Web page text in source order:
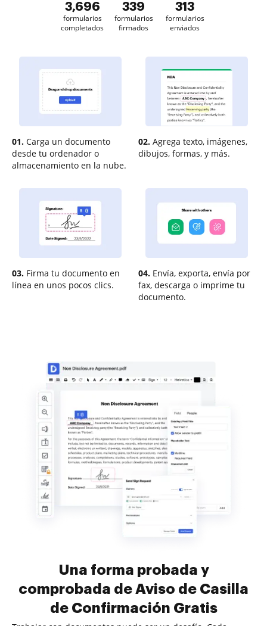
3,696
formularios
completados
339
formularios
firmados
313
formularios
enviados
01. Carga un documento
desde tu ordenador o
almacenamiento en la nube.
02. Agrega texto, imágenes,
dibujos, formas, y más.
03. Firma tu documento en
línea en unos pocos clics.
04. Envía, exporta, envía por
fax, descarga o imprime tu
documento.
Una forma probada y
comprobada de Aviso de Casilla
de Confirmación Gratis